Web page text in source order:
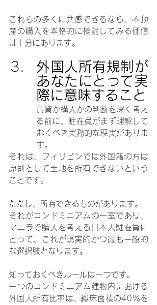
これらの多くに共感できるなら、不動
産の購入を本格的に検討してみる価値
は十分にあります。
外国人所有規制が
あなたにとって実
際に意味すること
賃貸か購入かの判断を深く考え
る前に、駐在員がまず理解して
おくべき実務的な現実がありま
す。
それは、フィリピンでは外国籍の方は
原則として土地を所有できないという
ことです。
ただし、所有できるものがあります。
それがコンドミニアムの一室であり、
マニラで購入を考える日本人駐在員に
とって、これが現実的かつ最も一般的
な選択肢となります。
知っておくべきルールは一つです。
一つのコンドミニアム建物内における
外国人所有比率は、総床面積の40％を